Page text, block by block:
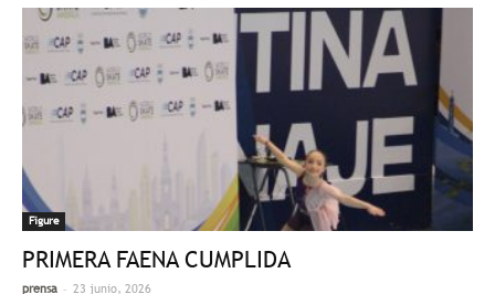
Figure
PRIMERA FAENA CUMPLIDA
prensa - 23 junio, 2026